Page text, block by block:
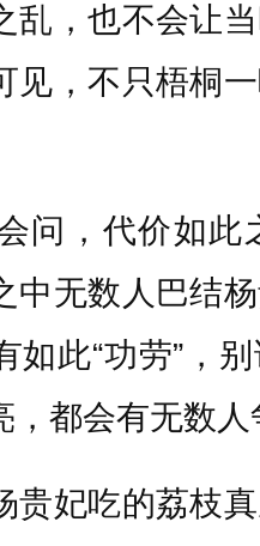
乱，也不会让
见，不只梧桐
，代价如此
中无数人巴结
如此“功劳”，
，都会有无数
妃吃的荔枝真